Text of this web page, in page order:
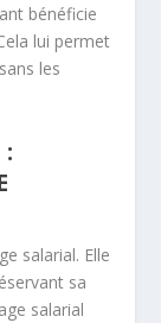
bénéficie
lui permet
les
salarial. Elle
sa
salarial